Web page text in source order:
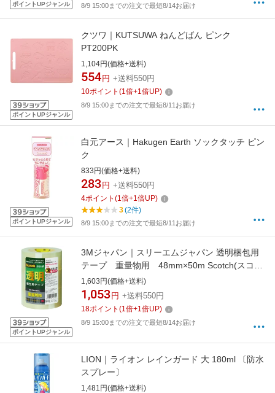
ポイントUPジャンル 8/9 15:00までの注文で最短8/14お届け
ポイントUPジャンル
クツワ｜KUTSUWA ねんどばん ピンク
PT200PK
1,104円(価格+送料)
554 円 +送料550円
10ポイント (1倍+1倍UP)
8/9 15:00までの注文で最短8/11お届け
ポイントUPジャンル
白元アース｜Hakugen Earth ソックタッチ ピン
ク
833円(価格+送料)
283 円 +送料550円
4ポイント (1倍+1倍UP)
3(2件)
8/9 15:00までの注文で最短8/11お届け
ポイントUPジャンル
3Mジャパン｜スリーエムジャパン 透明梱包用
テープ 重量物用 48mm×50m Scotch(スコッ
チ) 透明 3153P
1,603円(価格+送料)
1,053 円 +送料550円
18ポイント (1倍+1倍UP)
8/9 15:00までの注文で最短8/14お届け
LION｜ライオン レインガード 大 180ml 〔防水
スプレー〕
1,481円(価格+送料)